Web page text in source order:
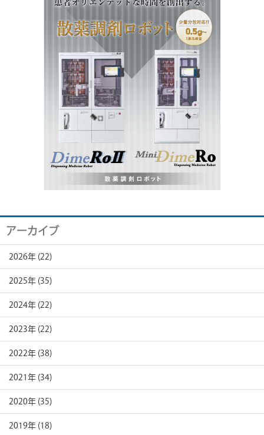
アーカイブ
2026年 (22)
2025年 (35)
2024年 (22)
2023年 (22)
2022年 (38)
2021年 (34)
2020年 (35)
2019年 (18)